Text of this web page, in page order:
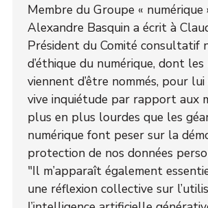
Membre du Groupe « numérique
Alexandre Basquin a écrit à
Président du Comité consultatif
d’éthique du numérique, dont les
viennent d’être nommés, pour
vive inquiétude par rapport aux
plus en plus lourdes que les
numérique font peser sur la
protection de nos données
"Il m’apparaît également
une réflexion collective sur